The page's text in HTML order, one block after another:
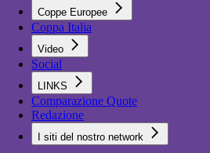
Coppe Europee
Coppa Italia
Video
Social
LINKS
Comparazione Quote
Redazione
I siti del nostro network